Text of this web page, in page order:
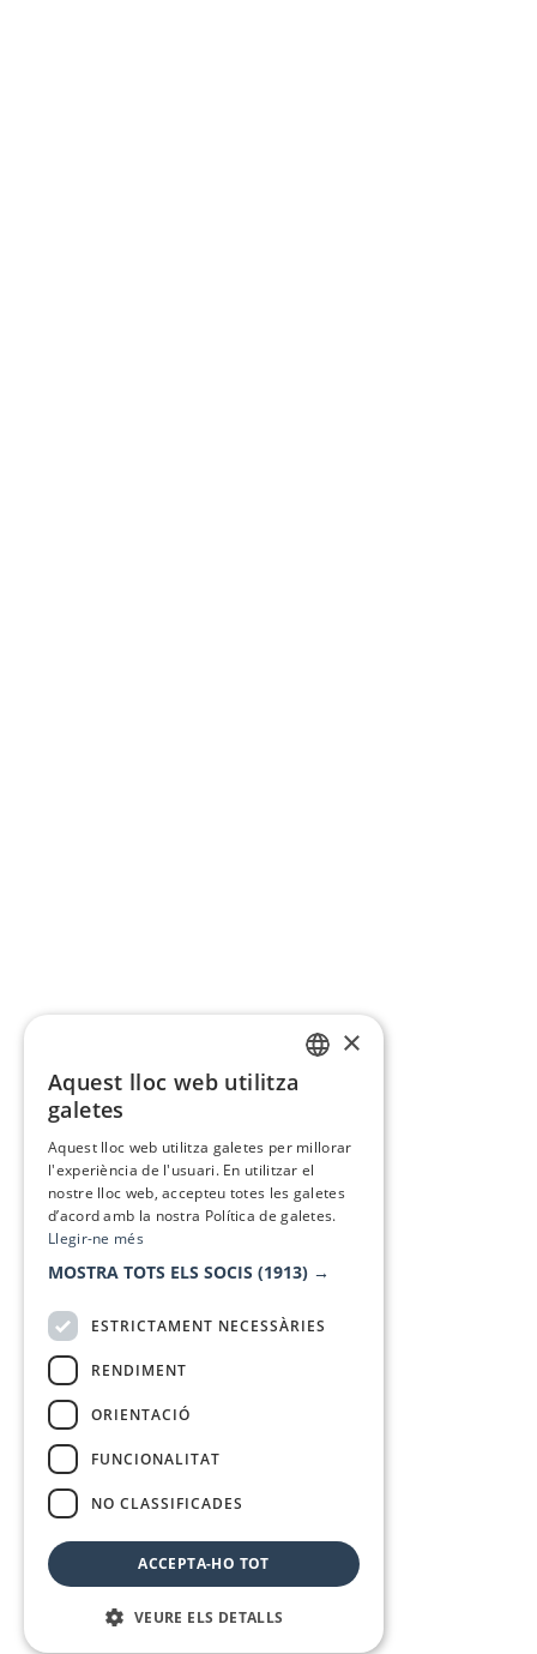
×
Aquest lloc web utilitza
galetes
Aquest lloc web utilitza galetes per millorar
l'experiència de l'usuari. En utilitzar el
nostre lloc web, accepteu totes les galetes
d’acord amb la nostra Política de galetes.
Llegir-ne més
MOSTRA TOTS ELS SOCIS (1913) →
ESTRICTAMENT NECESSÀRIES
RENDIMENT
ORIENTACIÓ
FUNCIONALITAT
NO CLASSIFICADES
ACCEPTA-HO TOT
VEURE ELS DETALLS